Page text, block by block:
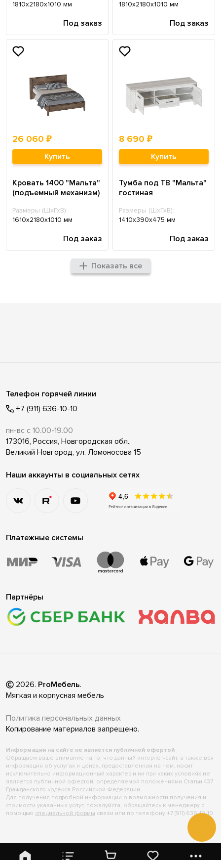
1810х2180х1010 мм
Под заказ
1810х2180х1010 мм
Под заказ
26 060 ₽
Купить
Кровать 1400 "Мальта"
(подъемный механизм)
Размеры (ШхГхВ):
1610х2180х1010 мм
Под заказ
8 690 ₽
Купить
Тумба под ТВ "Мальта"
гостиная
Размеры (ШхГхВ):
1410х390х475 мм
Под заказ
Показать все
Телефон горячей линии
+7 (911) 636-10-10
пн-вс с 10.00-19.00
173016, Россия, Новгородская обл.,
Великий Новгород, ул. Ломоносова 15
Наши аккаунты в социальных сетях
Платежные системы
Партнёры
2026. ProМебель.
Мягкая и корпусная мебель
Политика персональных данных
Копирование материалов запрещено.
Информация на сайте не является публичной офертой
Обращаем ваше внимание на то, что данный интернет-сайт, а также вся
информация об услугах и ценах, предоставленная на нём, носит
исключительно информационный характер и ни при каких условиях не
является публичной офертой, определяемой положениями Статьи 437
Гражданского кодекса Российской Федерации.
Для получения подробной информации о возможности получения и
стоимости указанных услуг, пожалуйста, обращайтесь к менеджеру с
помощью специальной формы связи или по телефону +7 (911) 636-10-10